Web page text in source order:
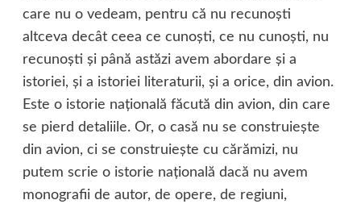
care nu o vedeam, pentru că nu recunoşti
altceva decât ceea ce cunoşti, ce nu cunoşti, nu
recunoşti şi până astăzi avem abordare şi a
istoriei, şi a istoriei literaturii, şi a orice, din avion.
Este o istorie naţională făcută din avion, din care
se pierd detaliile. Or, o casă nu se construieşte
din avion, ci se construieşte cu cărămizi, nu
putem scrie o istorie naţională dacă nu avem
monografii de autor, de opere, de regiuni,